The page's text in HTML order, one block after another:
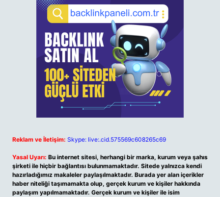
Reklam ve İletişim: Skype: live:.cid.575569c608265c69
Yasal Uyarı: Bu internet sitesi, herhangi bir marka, kurum veya şahıs
şirketi ile hiçbir bağlantısı bulunmamaktadır. Sitede yalnızca kendi
hazırladığımız makaleler paylaşılmaktadır. Burada yer alan içerikler
haber niteliği taşımamakta olup, gerçek kurum ve kişiler hakkında
paylaşım yapılmamaktadır. Gerçek kurum ve kişiler ile isim